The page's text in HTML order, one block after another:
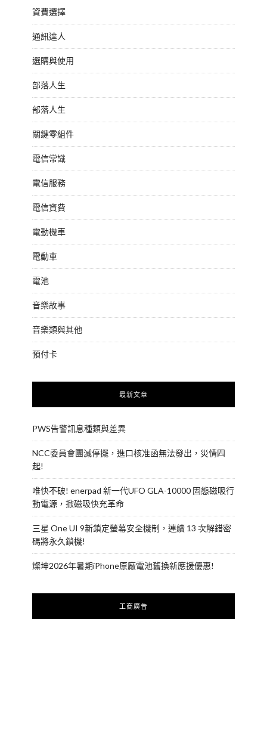
資費選擇
通訊達人
選購與使用
部落人生
部落人生
關鍵零組件
電信常識
電信服務
電信資費
電動機車
電動車
電池
音樂故事
音樂類與其他
預付卡
最新文章
PWS告警訊息種類與差異
NCC委員會團滅停擺，進口核准函無法發出，災情四
起!
唯快不破! enerpad 新一代UFO GLA-10000 固態磁吸行
動電源，掀磁吸快充革命
三星 One UI 9新鎖定螢幕安全機制，連續 13 次解錯密
碼將永久鎖機!
燦坤2026年暑期iPhone原廠電池舊換新應援優惠!
工商廣告